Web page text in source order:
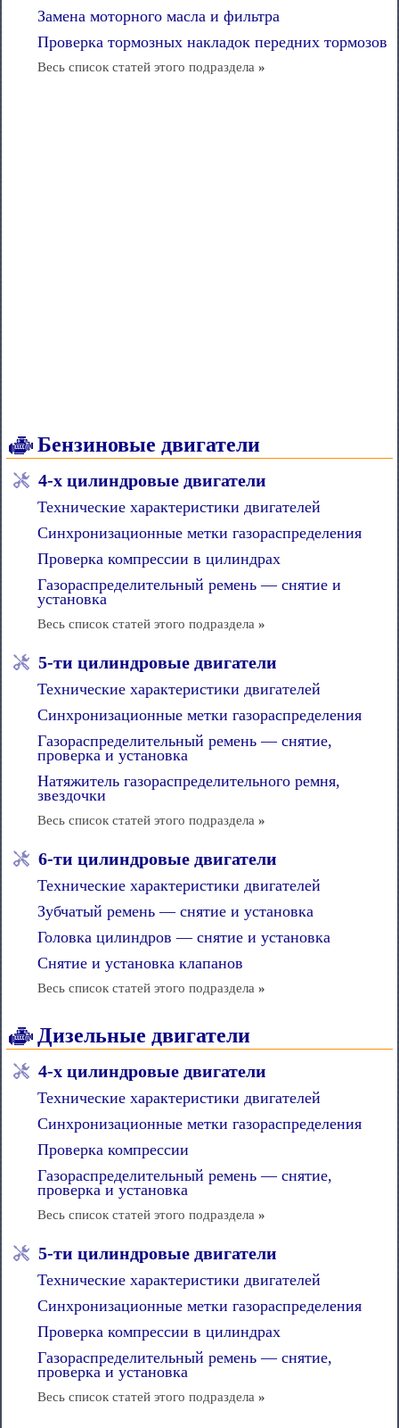
Замена моторного масла и фильтра
Проверка тормозных накладок передних тормозов
Весь список статей этого подраздела »
Бензиновые двигатели
4-х цилиндровые двигатели
Технические характеристики двигателей
Синхронизационные метки газораспределения
Проверка компрессии в цилиндрах
Газораспределительный ремень — снятие и
установка
Весь список статей этого подраздела »
5-ти цилиндровые двигатели
Технические характеристики двигателей
Синхронизационные метки газораспределения
Газораспределительный ремень — снятие,
проверка и установка
Натяжитель газораспределительного ремня,
звездочки
Весь список статей этого подраздела »
6-ти цилиндровые двигатели
Технические характеристики двигателей
Зубчатый ремень — снятие и установка
Головка цилиндров — снятие и установка
Снятие и установка клапанов
Весь список статей этого подраздела »
Дизельные двигатели
4-х цилиндровые двигатели
Технические характеристики двигателей
Синхронизационные метки газораспределения
Проверка компрессии
Газораспределительный ремень — снятие,
проверка и установка
Весь список статей этого подраздела »
5-ти цилиндровые двигатели
Технические характеристики двигателей
Синхронизационные метки газораспределения
Проверка компрессии в цилиндрах
Газораспределительный ремень — снятие,
проверка и установка
Весь список статей этого подраздела »